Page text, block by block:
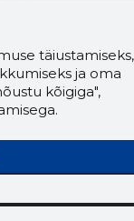
ja
täiustamiseks,
ja oma
kõigiga",